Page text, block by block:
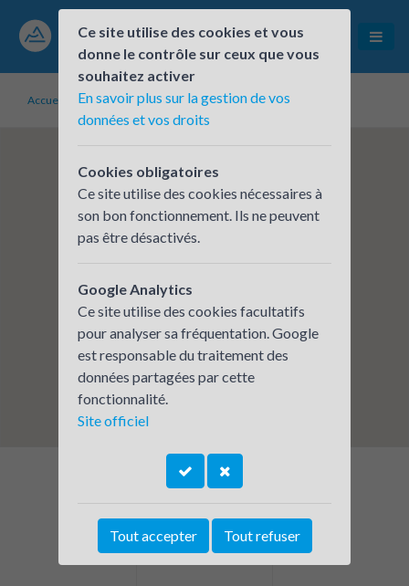
Accueil Établissements inscrits Citiz Auvergne-Rhône-Alpes
Ce site utilise des cookies et vous
donne le contrôle sur ceux que vous
souhaitez activer
En savoir plus sur la gestion de vos
données et vos droits
Cookies obligatoires
Ce site utilise des cookies nécessaires à
son bon fonctionnement. Ils ne peuvent
pas être désactivés.
Google Analytics
Ce site utilise des cookies facultatifs
pour analyser sa fréquentation. Google
est responsable du traitement des
données partagées par cette
fonctionnalité.
Site officiel
Tout accepter Tout refuser